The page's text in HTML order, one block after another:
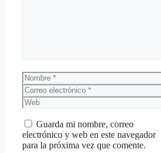
Nombre
Correo
electrónico
Web
Guarda mi nombre, correo
electrónico y web en este navegador
para la próxima vez que comente.